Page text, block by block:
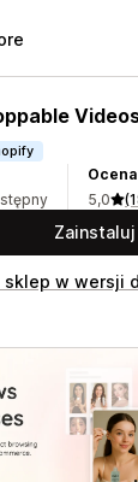
Ocena
5,0
Zainstaluj
w wersji